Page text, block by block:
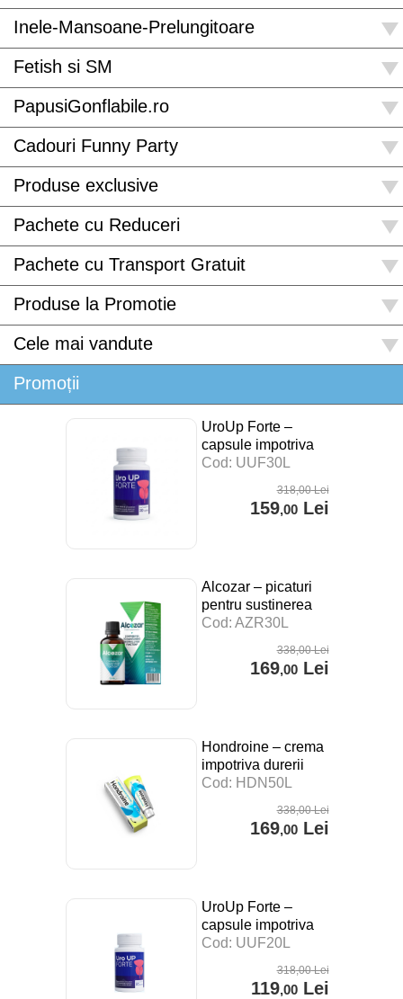
Inele-Mansoane-Prelungitoare
Fetish si SM
PapusiGonflabile.ro
Cadouri Funny Party
Produse exclusive
Pachete cu Reduceri
Pachete cu Transport Gratuit
Produse la Promotie
Cele mai vandute
Promoții
UroUp Forte –
capsule impotriva
prostatitei – 30 cps
Cod: UUF30L
318,00Lei
159,00Lei
Alcozar – picaturi
pentru sustinerea
digestiei, a
impotriva stresului –
Cod: AZR30L
338,00Lei
169,00Lei
Hondroine – crema
impotriva durerii
articulare – 50 ml
Cod: HDN50L
338,00Lei
169,00Lei
UroUp Forte –
capsule impotriva
prostatitei – 20 cps
Cod: UUF20L
318,00Lei
119,00Lei